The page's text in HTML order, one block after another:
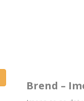
Brend –